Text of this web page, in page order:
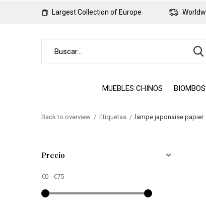
MUEBLES CHINOS
Largest Collection of Europe
Back to overview Etiquetas lampe japonaise papier
Precio
€0 - €75